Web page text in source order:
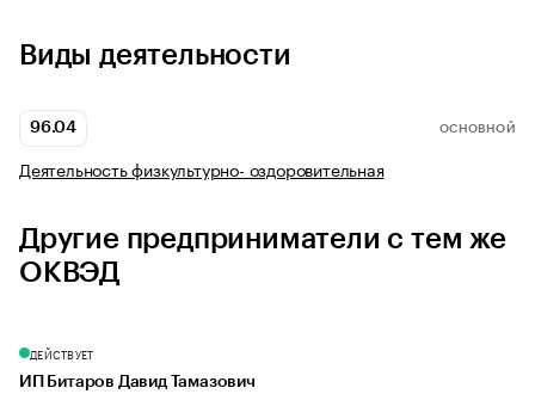
Виды деятельности
96.04 ОСНОВНОЙ
Деятельность физкультурно- оздоровительная
Другие предприниматели с тем же
ОКВЭД
ДЕЙСТВУЕТ
ИП Битаров Давид Тамазович